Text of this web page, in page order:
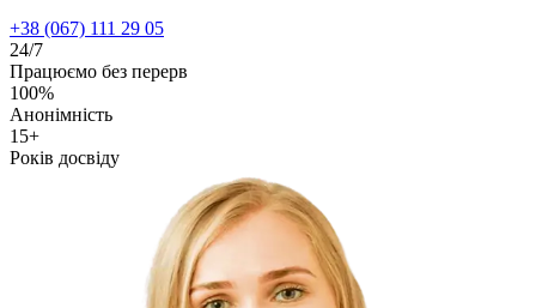
+38 (067) 111 29 05
24/7
Працюємо без перерв
100%
Анонімність
15+
Років досвіду